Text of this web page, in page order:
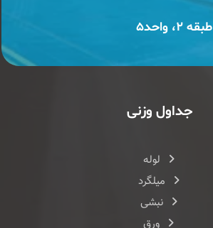
طبقه ۲، واحد۵
جداول وزنی
لوله
میلگرد
نبشی
ورق